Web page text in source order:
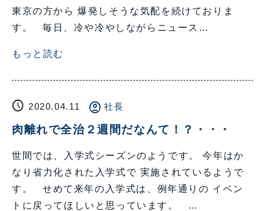
東京の方から 爆発しそうな気配を続けておりま
す。 毎日、冷や冷やしながらニュース…
もっと読む
schedule 2020.04.11 account_circle 社長
肉離れで全治２週間だなんて！？・・・
世間では、入学式シーズンのようです。 今年はか
なり省力化された入学式で 実施されているようで
す。 せめて来年の入学式は、例年通りの イベン
トに戻ってほしいと思っています。 …